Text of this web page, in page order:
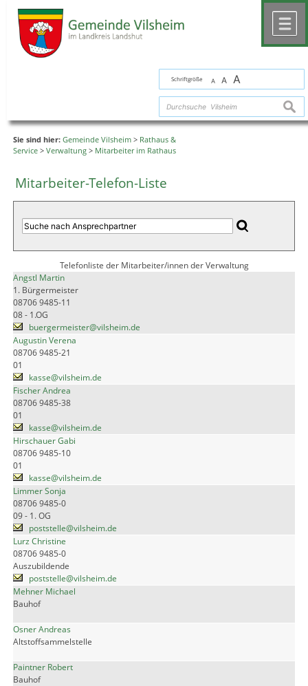
Schriftgröße A A A
Sie sind hier: Gemeinde Vilsheim > Rathaus &
Service > Verwaltung > Mitarbeiter im Rathaus
Mitarbeiter-Telefon-Liste
Telefonliste der Mitarbeiter/innen der Verwaltung
Angstl Martin
1. Bürgermeister
08706 9485-11
08 - 1.OG
buergermeister@vilsheim.de
Augustin Verena
08706 9485-21
01
kasse@vilsheim.de
Fischer Andrea
08706 9485-38
01
kasse@vilsheim.de
Hirschauer Gabi
08706 9485-10
01
kasse@vilsheim.de
Limmer Sonja
08706 9485-0
09 - 1. OG
poststelle@vilsheim.de
Lurz Christine
08706 9485-0
Auszubildende
poststelle@vilsheim.de
Mehner Michael
Bauhof
Osner Andreas
Altstoffsammelstelle
Paintner Robert
Bauhof